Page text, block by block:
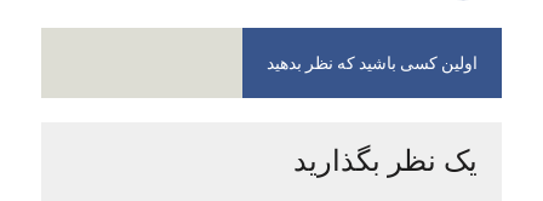
اولین کسی باشید که نظر بدهید
یک نظر بگذارید